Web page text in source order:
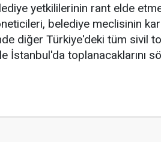
yetkililerinin rant elde
belediye meclisinin
diğer Türkiye'deki tüm sivil
İstanbul'da toplanacaklarını